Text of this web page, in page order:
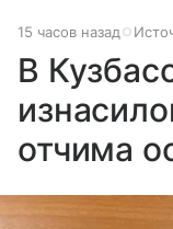
15 часов назад
В
отчима